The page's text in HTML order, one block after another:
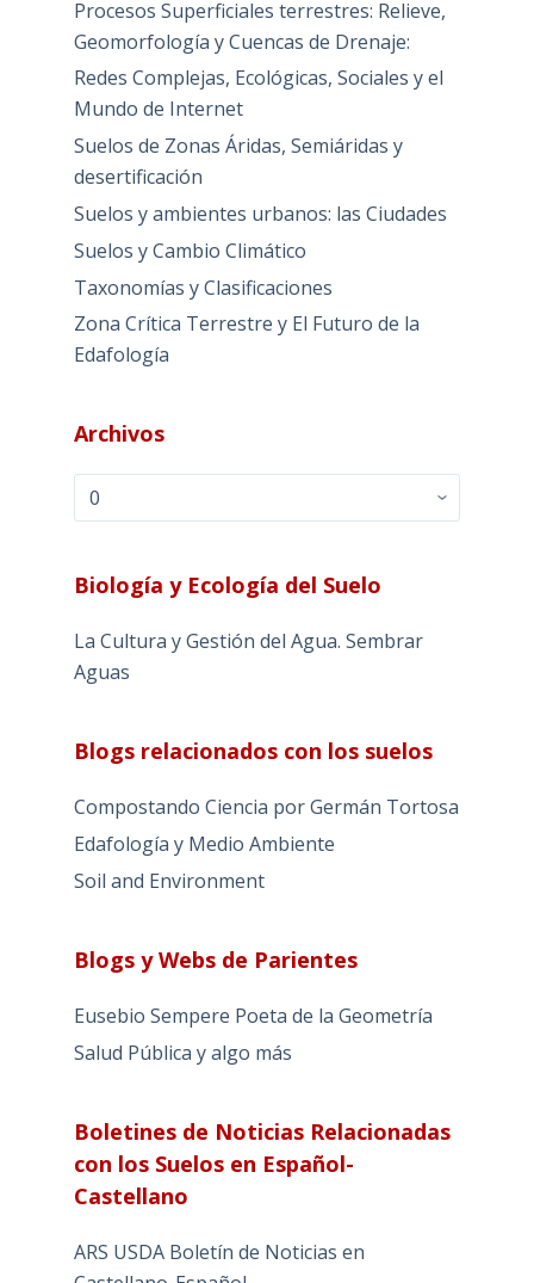
Procesos Superficiales terrestres: Relieve,
Geomorfología y Cuencas de Drenaje:
Redes Complejas, Ecológicas, Sociales y el
Mundo de Internet
Suelos de Zonas Áridas, Semiáridas y
desertificación
Suelos y ambientes urbanos: las Ciudades
Suelos y Cambio Climático
Taxonomías y Clasificaciones
Zona Crítica Terrestre y El Futuro de la
Edafología
Archivos
Archivos
Biología y Ecología del Suelo
La Cultura y Gestión del Agua. Sembrar
Aguas
Blogs relacionados con los suelos
Compostando Ciencia por Germán Tortosa
Edafología y Medio Ambiente
Soil and Environment
Blogs y Webs de Parientes
Eusebio Sempere Poeta de la Geometría
Salud Pública y algo más
Boletines de Noticias Relacionadas
con los Suelos en Español-
Castellano
ARS USDA Boletín de Noticias en